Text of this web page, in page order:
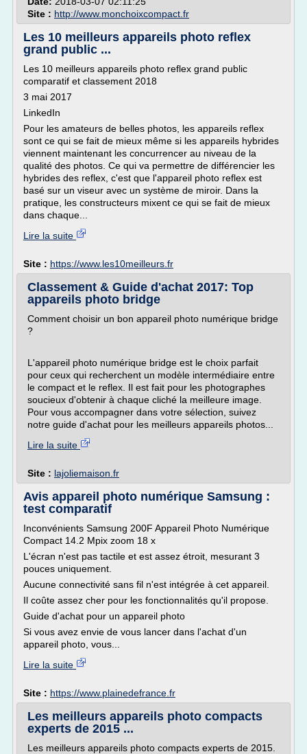
Site : http://www.monchoixcompact.fr
Les 10 meilleurs appareils photo reflex
grand public ...
Les 10 meilleurs appareils photo reflex grand public
comparatif et classement 2018
3 mai 2017
LinkedIn
Pour les amateurs de belles photos, les appareils reflex
sont ce qui se fait de mieux même si les appareils hybrides
viennent maintenant les concurrencer au niveau de la
qualité des photos. Ce qui va permettre de différencier les
hybrides des reflex, c'est que l'appareil photo reflex est
basé sur un viseur avec un système de miroir. Dans la
pratique, les constructeurs mixent ce qui se fait de mieux
dans chaque...
Lire la suite
Site : https://www.les10meilleurs.fr
Classement & Guide d'achat 2017: Top
appareils photo bridge
Comment choisir un bon appareil photo numérique bridge
?
L'appareil photo numérique bridge est le choix parfait
pour ceux qui recherchent un modèle intermédiaire entre
le compact et le reflex. Il est fait pour les photographes
soucieux d'obtenir à chaque cliché la meilleure image.
Pour vous accompagner dans votre sélection, suivez
notre guide d'achat pour les meilleurs appareils photos...
Lire la suite
Site : lajoliemaison.fr
Avis appareil photo numérique Samsung :
test comparatif
Inconvénients Samsung 200F Appareil Photo Numérique
Compact 14.2 Mpix zoom 18 x
L'écran n'est pas tactile et est assez étroit, mesurant 3
pouces uniquement.
Aucune connectivité sans fil n'est intégrée à cet appareil.
Il coûte assez cher pour les fonctionnalités qu'il propose.
Guide d'achat pour un appareil photo
Si vous avez envie de vous lancer dans l'achat d'un
appareil photo, vous...
Lire la suite
Site : https://www.plainedefrance.fr
Les meilleurs appareils photo compacts
experts de 2015 ...
Les meilleurs appareils photo compacts experts de 2015.